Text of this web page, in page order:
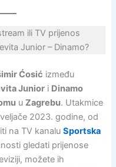
ili TV prijenos
Junior – Dinamo?
Ćosić između
Juniori Dinamo
u Zagrebu. Utakmice
2023. godine, od
na TV kanalu Sportska
gledati prijenose
možete ih